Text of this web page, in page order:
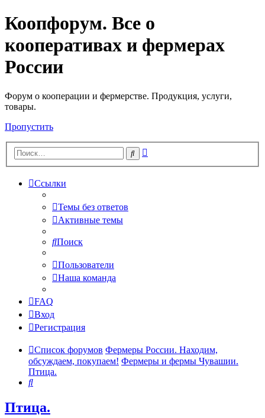
Коопфорум. Все о
кооперативах и фермерах
России
Форум о кооперации и фермерстве. Продукция, услуги,
товары.
Пропустить
Поиск
Ссылки
Темы без ответов
Активные темы
Поиск
Пользователи
Наша команда
FAQ
Вход
Регистрация
Список форумов Фермеры России. Находим,
обсуждаем, покупаем! Фермеры и фермы Чувашии.
Птица.
Поиск
Птица.